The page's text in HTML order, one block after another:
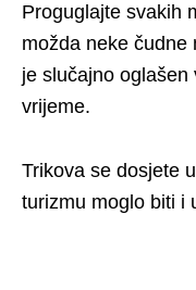
Proguglajte svakih
možda neke čudne
je slučajno
vrijeme.
Trikova se dosjete
turizmu moglo biti i